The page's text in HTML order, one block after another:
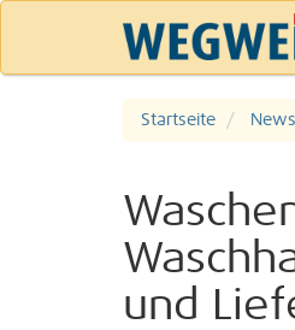
Startseite News
und